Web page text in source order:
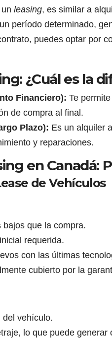
leasing, es similar a
período determinado,
puedes optar por
¿Cuál es la
Financiero): Te
de compra al final.
Plazo): Es un alquiler
y reparaciones.
en Canadá:
de Vehículos
que la compra.
requerida.
con las últimas
cubierto por la
del vehículo.
lo que puede